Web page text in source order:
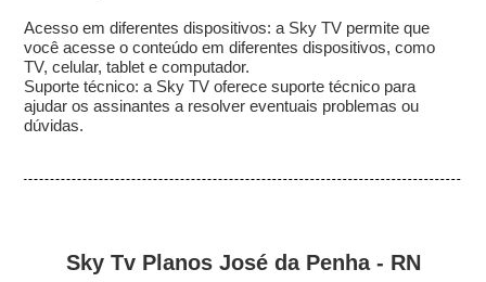
Acesso em diferentes dispositivos: a Sky TV permite que
você acesse o conteúdo em diferentes dispositivos, como
TV, celular, tablet e computador.
Suporte técnico: a Sky TV oferece suporte técnico para
ajudar os assinantes a resolver eventuais problemas ou
dúvidas.
Sky Tv Planos José da Penha - RN